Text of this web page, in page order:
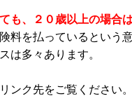
も、２０歳以上の場合
料を払っているという
は多々あります。
ンク先をご覧ください。